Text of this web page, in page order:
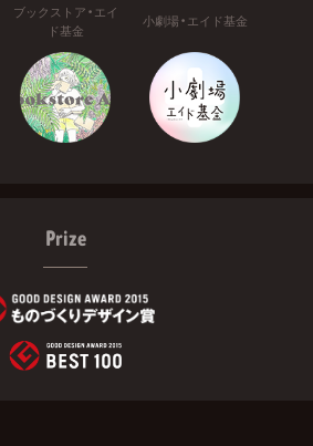
ブックストア・エイ
ド基金
小劇場・エイド基金
Prize